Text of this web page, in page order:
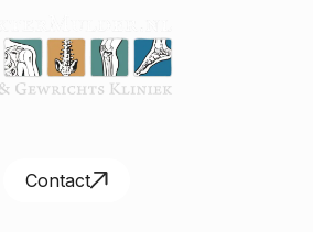
Contact